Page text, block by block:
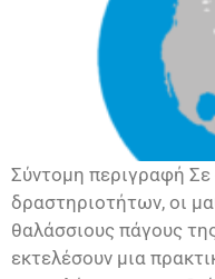
Σύντομη περιγραφή
δραστηριοτήτων, οι
θαλάσσιους πάγους
εκτελέσουν μια